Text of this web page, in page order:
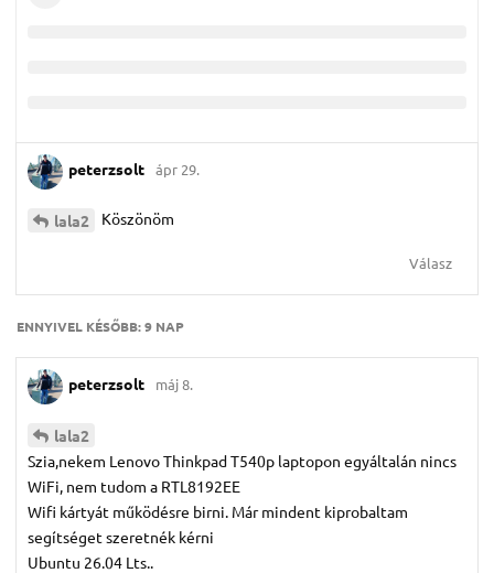
peterzsolt ápr 29.
lala2 Köszönöm
Válasz
ENNYIVEL KÉSŐBB:9 NAP
peterzsolt máj 8.
lala2
Szia,nekem Lenovo Thinkpad T540p laptopon egyáltalán nincs
WiFi, nem tudom a RTL8192EE
Wifi kártyát működésre birni. Már mindent kiprobaltam
segítséget szeretnék kérni
Ubuntu 26.04 Lts..